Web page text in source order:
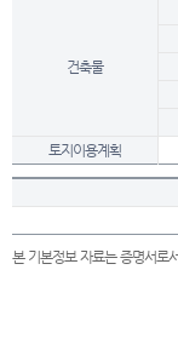
건축물
토지이용계획
본 기본정보 자료는 증명서로